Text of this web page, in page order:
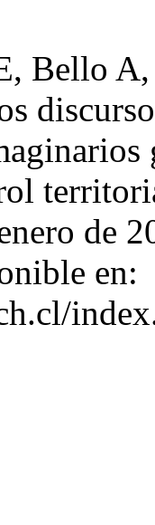
Bello A,
de
en: